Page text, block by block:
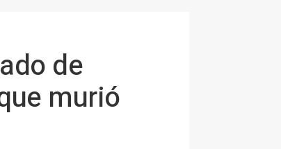
de
murió